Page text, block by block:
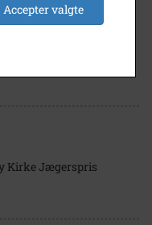
Gerlev
Kirke Jægerspris
Accepter valgte